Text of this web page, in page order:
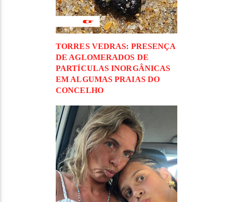
TORRES VEDRAS: PRESENÇA
DE AGLOMERADOS DE
PARTÍCULAS INORGÂNICAS
EM ALGUMAS PRAIAS DO
CONCELHO